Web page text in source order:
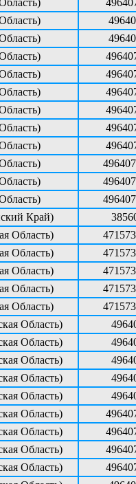
Край)
Область)
Область)
Область)
Область)
Область)
Область)
Область)
Область)
Область)
Область)
Область)
Область)
Область)
Область)